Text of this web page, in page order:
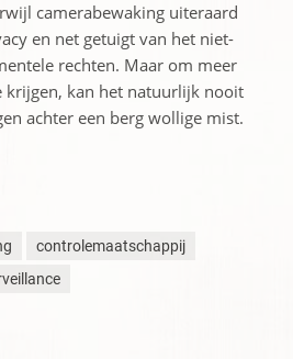
camerabewaking uiteraard
en net getuigt van het niet-
rechten. Maar om meer
krijgen, kan het natuurlijk nooit
achter een berg wollige mist.
controlemaatschappij